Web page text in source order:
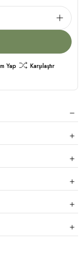
Yap
Karşılaştır